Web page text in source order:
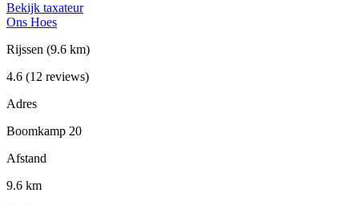
Bekijk taxateur
Ons Hoes
Rijssen (9.6 km)
4.6 (12 reviews)
Adres
Boomkamp 20
Afstand
9.6 km